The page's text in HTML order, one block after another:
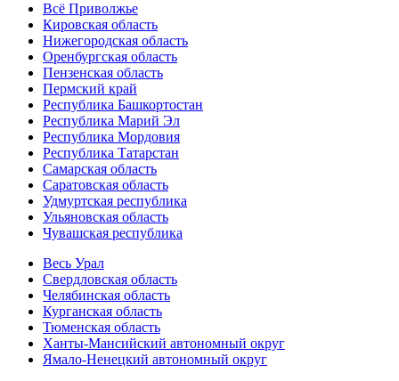
Всё Приволжье
Кировская область
Нижегородская область
Оренбургская область
Пензенская область
Пермский край
Республика Башкортостан
Республика Марий Эл
Республика Мордовия
Республика Татарстан
Самарская область
Саратовская область
Удмуртская республика
Ульяновская область
Чувашская республика
Весь Урал
Свердловская область
Челябинская область
Курганская область
Тюменская область
Ханты-Мансийский автономный округ
Ямало-Ненецкий автономный округ